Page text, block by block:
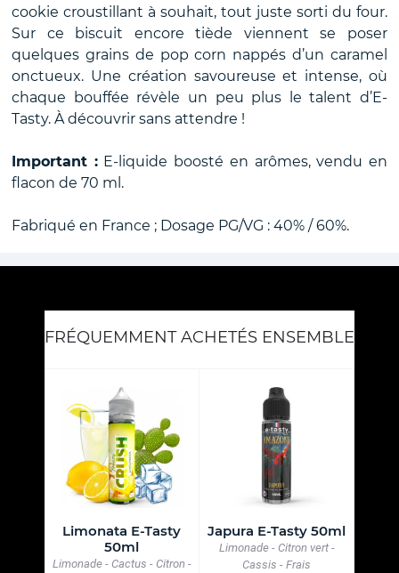
cookie croustillant à souhait, tout juste sorti du four.
Sur ce biscuit encore tiède viennent se poser
quelques grains de pop corn nappés d’un caramel
onctueux. Une création savoureuse et intense, où
chaque bouffée révèle un peu plus le talent d’E-
Tasty. À découvrir sans attendre !
Important :E-liquide boosté en arômes, vendu en
flacon de 70 ml.
Fabriqué en France ; Dosage PG/VG : 40% / 60%.
FRÉQUEMMENT ACHETÉS ENSEMBLE
Limonata E-Tasty
50ml
Limonade - Cactus - Citron -
Japura E-Tasty 50ml
Limonade - Citron vert -
Cassis - Frais